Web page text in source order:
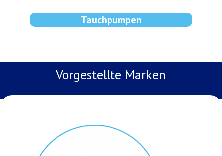
Tauchpumpen
Vorgestellte Marken